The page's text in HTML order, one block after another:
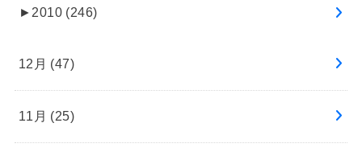
► 2010 (246)
12月 (47)
11月 (25)